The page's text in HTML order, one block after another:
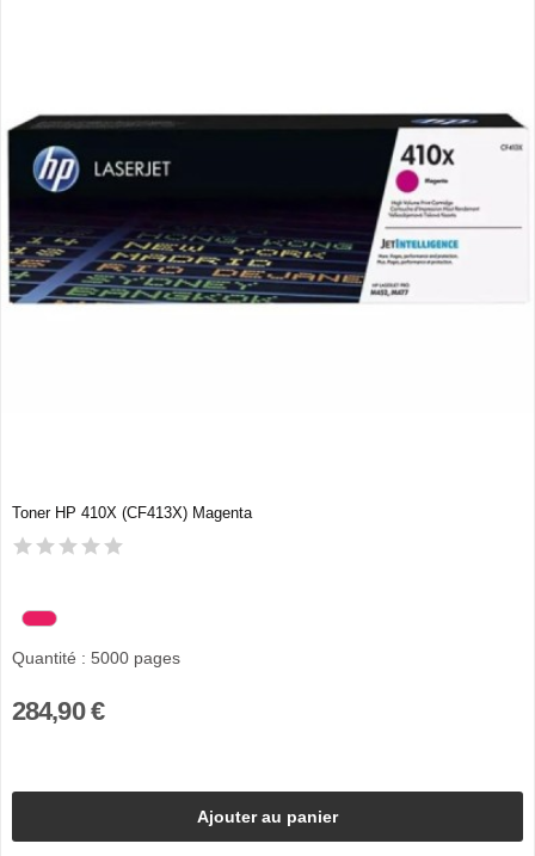
Toner HP 410X (CF413X) Magenta
Quantité : 5000 pages
284,90 €
Ajouter au panier